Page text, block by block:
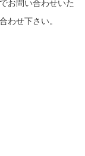
お問い合わせいた
わせ下さい。